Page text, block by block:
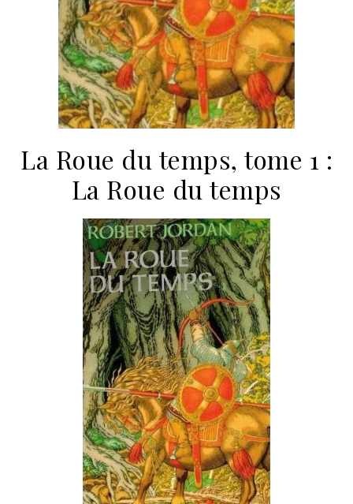
La Roue du temps, tome 1 :
La Roue du temps